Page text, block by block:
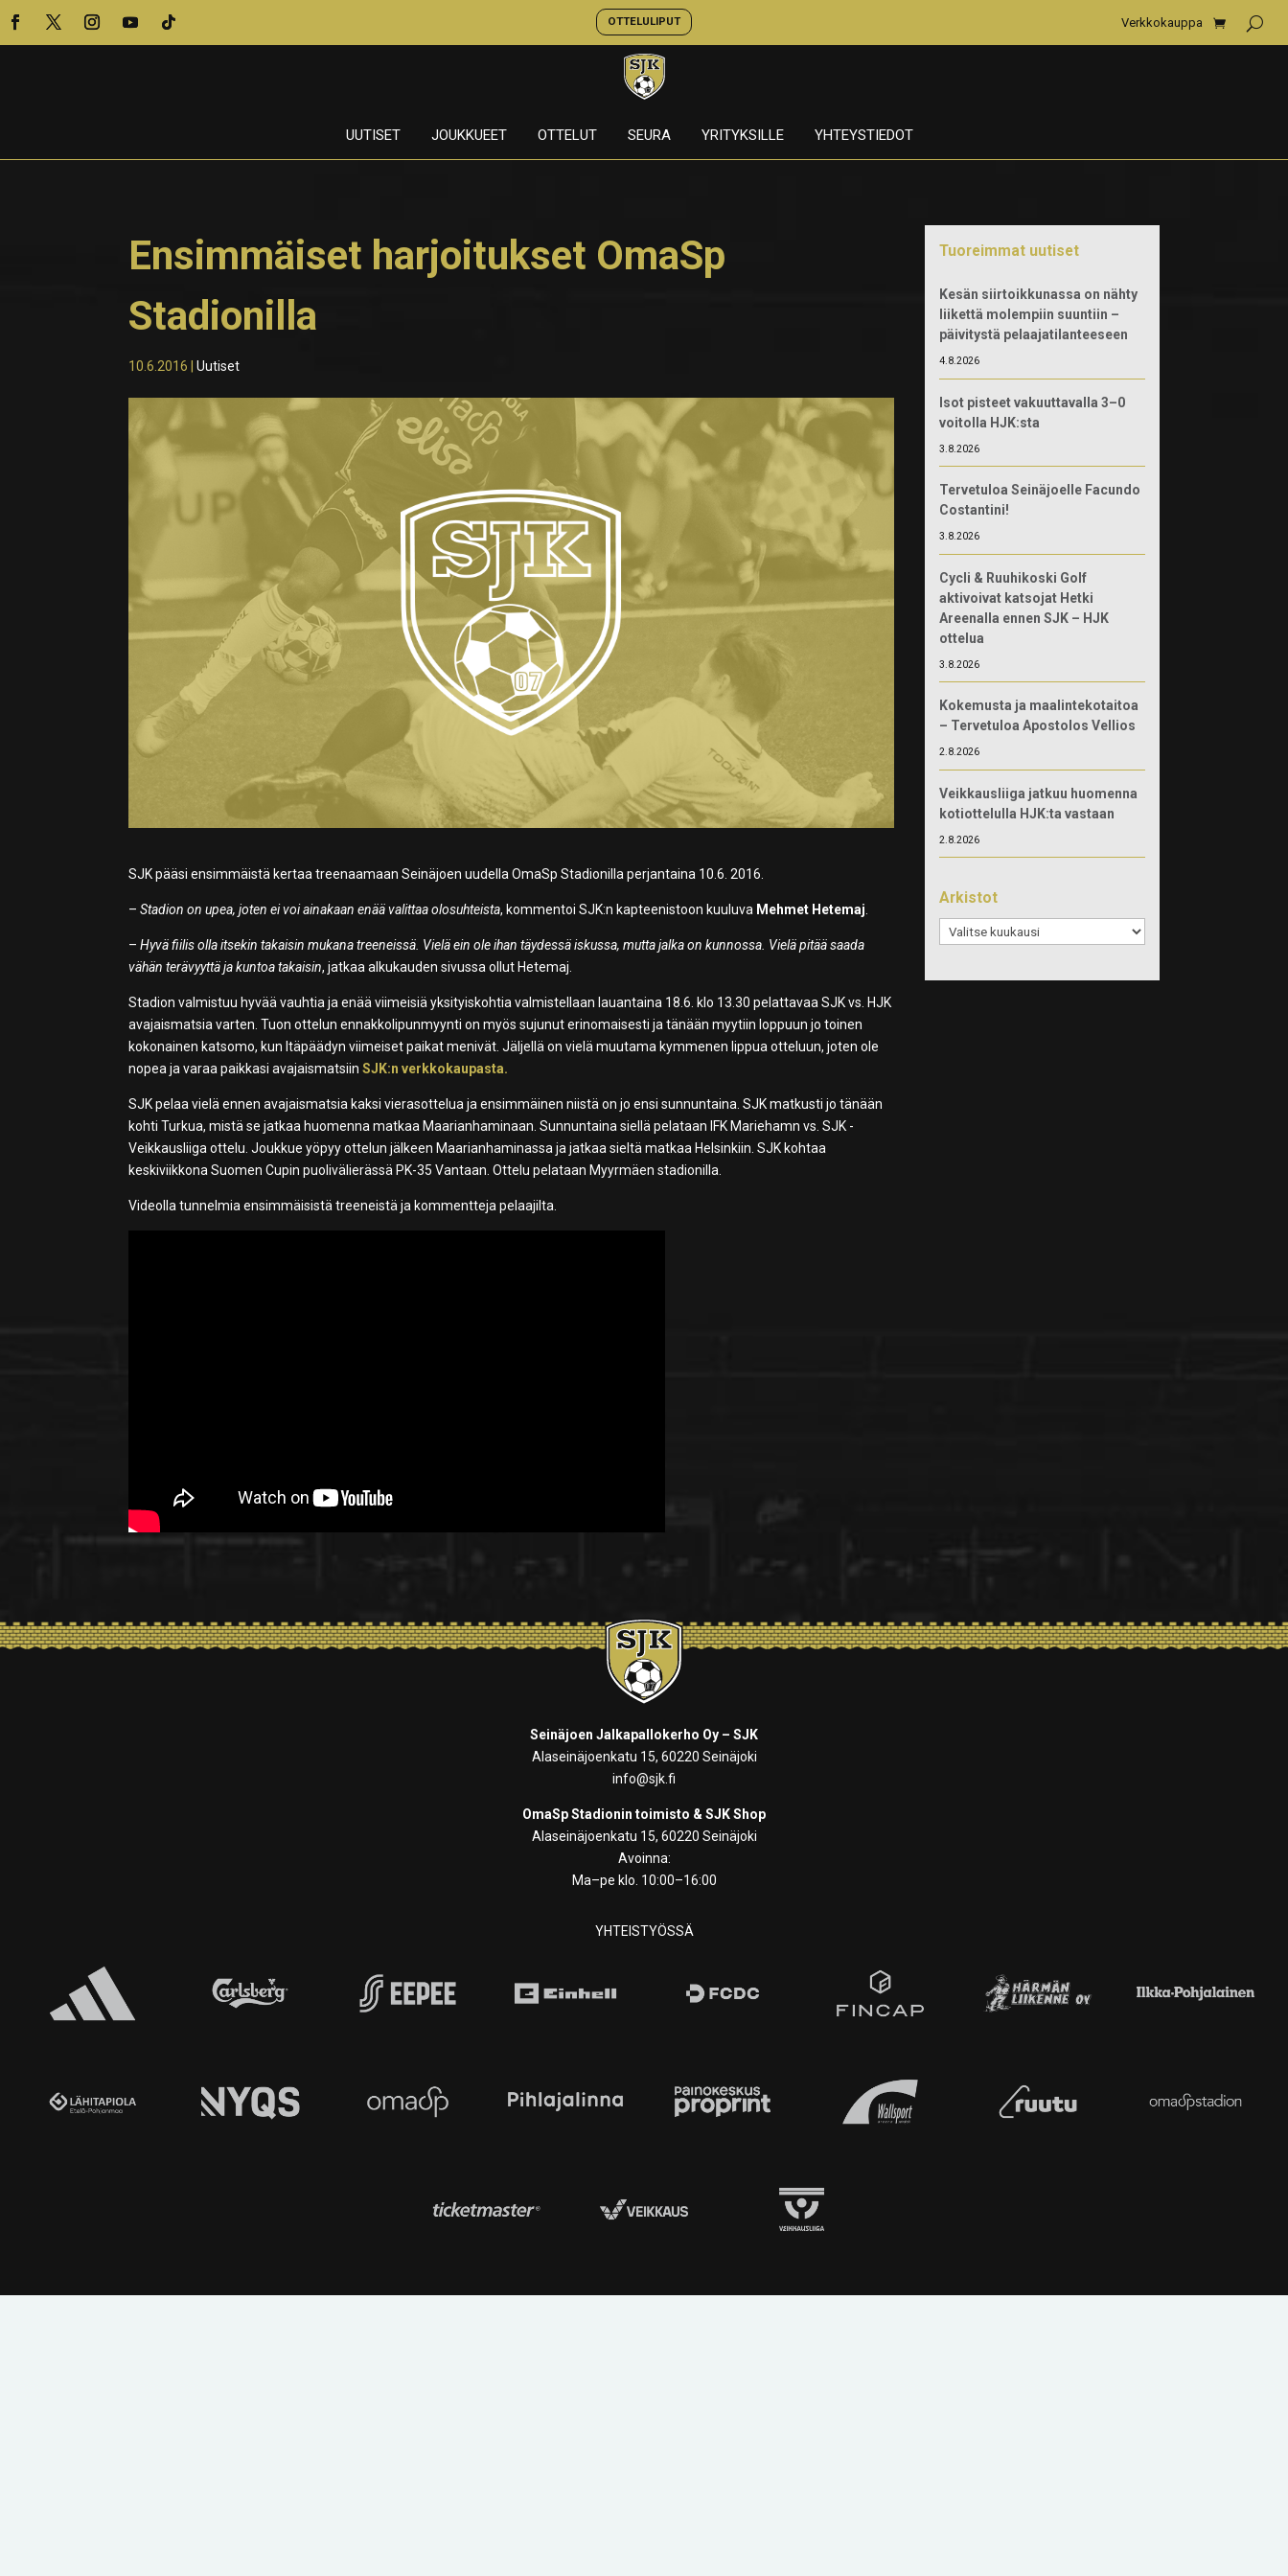
OTTELULIPUT Verkkokauppa
UUTISET JOUKKUEET OTTELUT SEURA YRITYKSILLE YHTEYSTIEDOT
Ensimmäiset harjoitukset OmaSp
Stadionilla
10.6.2016 |Uutiset
SJK pääsi ensimmäistä kertaa treenaamaan Seinäjoen uudella OmaSp Stadionilla perjantaina 10.6. 2016.
–Stadion on upea, joten ei voi ainakaan enää valittaa olosuhteista, kommentoi SJK:n kapteenistoon kuuluva Mehmet Hetemaj.
–Hyvä fiilis olla itsekin takaisin mukana treeneissä. Vielä ein ole ihan täydessä iskussa, mutta jalka on kunnossa. Vielä pitää saada
vähän terävyyttä ja kuntoa takaisin, jatkaa alkukauden sivussa ollut Hetemaj.
Stadion valmistuu hyvää vauhtia ja enää viimeisiä yksityiskohtia valmistellaan lauantaina 18.6. klo 13.30 pelattavaa SJK vs. HJK
avajaismatsia varten. Tuon ottelun ennakkolipunmyynti on myös sujunut erinomaisesti ja tänään myytiin loppuun jo toinen
kokonainen katsomo, kun Itäpäädyn viimeiset paikat menivät. Jäljellä on vielä muutama kymmenen lippua otteluun, joten ole
nopea ja varaa paikkasi avajaismatsiinSJK:n verkkokaupasta.
SJK pelaa vielä ennen avajaismatsia kaksi vierasottelua ja ensimmäinen niistä on jo ensi sunnuntaina. SJK matkusti jo tänään
kohti Turkua, mistä se jatkaa huomenna matkaa Maarianhaminaan. Sunnuntaina siellä pelataan IFK Mariehamn vs. SJK -
Veikkausliiga ottelu. Joukkue yöpyy ottelun jälkeen Maarianhaminassa ja jatkaa sieltä matkaa Helsinkiin. SJK kohtaa
keskiviikkona Suomen Cupin puolivälierässä PK-35 Vantaan. Ottelu pelataan Myyrmäen stadionilla.
Videolla tunnelmia ensimmäisistä treeneistä ja kommentteja pelaajilta.
Tuoreimmat uutiset
Kesän siirtoikkunassa on nähty
liikettä molempiin suuntiin –
päivitystä pelaajatilanteeseen
4.8.2026
Isot pisteet vakuuttavalla 3–0
voitolla HJK:sta
3.8.2026
Tervetuloa Seinäjoelle Facundo
Costantini!
3.8.2026
Cycli & Ruuhikoski Golf
aktivoivat katsojat Hetki
Areenalla ennen SJK – HJK
ottelua
3.8.2026
Kokemusta ja maalintekotaitoa
– Tervetuloa Apostolos Vellios
2.8.2026
Veikkausliiga jatkuu huomenna
kotiottelulla HJK:ta vastaan
2.8.2026
Arkistot
Arkistot
Seinäjoen Jalkapallokerho Oy – SJK
Alaseinäjoenkatu 15, 60220 Seinäjoki
info@sjk.fi
OmaSp Stadionin toimisto & SJK Shop
Alaseinäjoenkatu 15, 60220 Seinäjoki
Avoinna:
Ma–pe klo. 10:00–16:00
YHTEISTYÖSSÄ